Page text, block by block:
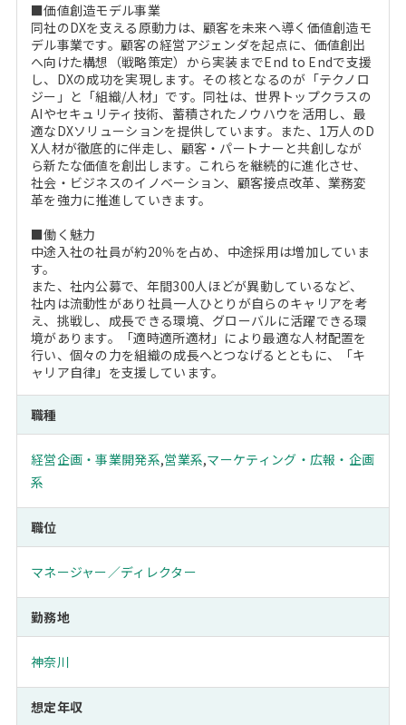
■価値創造モデル事業
同社のDXを支える原動力は、顧客を未来へ導く価値創造モ
デル事業です。顧客の経営アジェンダを起点に、価値創出
へ向けた構想（戦略策定）から実装までEnd to Endで支援
し、DXの成功を実現します。その核となるのが「テクノロ
ジー」と「組織/人材」です。同社は、世界トップクラスの
AIやセキュリティ技術、蓄積されたノウハウを活用し、最
適なDXソリューションを提供しています。また、1万人のD
X人材が徹底的に伴走し、顧客・パートナーと共創しなが
ら新たな価値を創出します。これらを継続的に進化させ、
社会・ビジネスのイノベーション、顧客接点改革、業務変
革を強力に推進していきます。
■働く魅力
中途入社の社員が約20％を占め、中途採用は増加していま
す。
また、社内公募で、年間300人ほどが異動しているなど、
社内は流動性があり社員一人ひとりが自らのキャリアを考
え、挑戦し、成長できる環境、グローバルに活躍できる環
境があります。「適時適所適材」により最適な人材配置を
行い、個々の力を組織の成長へとつなげるとともに、「キ
ャリア自律」を支援しています。
職種
経営企画・事業開発系,営業系,マーケティング・広報・企画
系
職位
マネージャー／ディレクター
勤務地
神奈川
想定年収